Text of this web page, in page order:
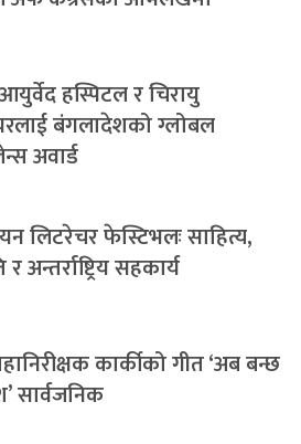
हस्पिटल र चिरायु
बंगलादेशको ग्लोबल
अवार्ड
लिटरेचर फेस्टिभलः साहित्य,
अन्तर्राष्ट्रिय सहकार्य
कार्कीको गीत ‘अब बन्छ
सार्वजनिक